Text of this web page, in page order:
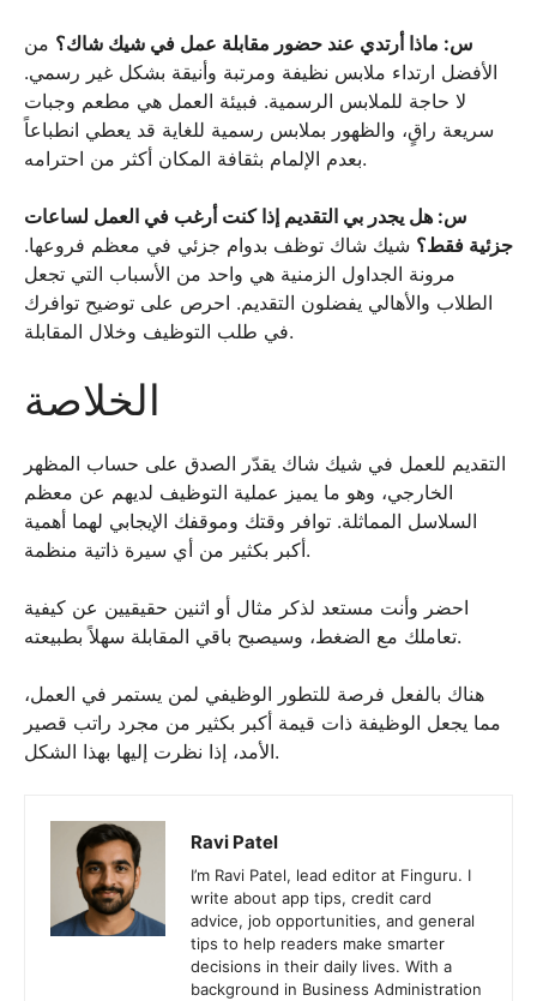
س: ماذا أرتدي عند حضور مقابلة عمل في شيك شاك؟ من
الأفضل ارتداء ملابس نظيفة ومرتبة وأنيقة بشكل غير رسمي.
لا حاجة للملابس الرسمية. فبيئة العمل هي مطعم وجبات
سريعة راقٍ، والظهور بملابس رسمية للغاية قد يعطي انطباعاً
بعدم الإلمام بثقافة المكان أكثر من احترامه.
س: هل يجدر بي التقديم إذا كنت أرغب في العمل لساعات
جزئية فقط؟ شيك شاك توظف بدوام جزئي في معظم فروعها.
مرونة الجداول الزمنية هي واحد من الأسباب التي تجعل
الطلاب والأهالي يفضلون التقديم. احرص على توضيح توافرك
في طلب التوظيف وخلال المقابلة.
الخلاصة
التقديم للعمل في شيك شاك يقدّر الصدق على حساب المظهر
الخارجي، وهو ما يميز عملية التوظيف لديهم عن معظم
السلاسل المماثلة. توافر وقتك وموقفك الإيجابي لهما أهمية
أكبر بكثير من أي سيرة ذاتية منظمة.
احضر وأنت مستعد لذكر مثال أو اثنين حقيقيين عن كيفية
تعاملك مع الضغط، وسيصبح باقي المقابلة سهلاً بطبيعته.
هناك بالفعل فرصة للتطور الوظيفي لمن يستمر في العمل،
مما يجعل الوظيفة ذات قيمة أكبر بكثير من مجرد راتب قصير
الأمد، إذا نظرت إليها بهذا الشكل.
Ravi Patel
I’m Ravi Patel, lead editor at Finguru. I
write about app tips, credit card
advice, job opportunities, and general
tips to help readers make smarter
decisions in their daily lives. With a
background in Business Administration